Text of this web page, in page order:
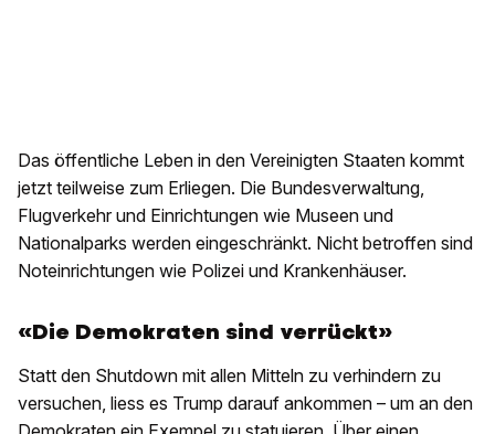
Das öffentliche Leben in den Vereinigten Staaten kommt
jetzt teilweise zum Erliegen. Die Bundesverwaltung,
Flugverkehr und Einrichtungen wie Museen und
Nationalparks werden eingeschränkt. Nicht betroffen sind
Noteinrichtungen wie Polizei und Krankenhäuser.
«Die Demokraten sind verrückt»
Statt den Shutdown mit allen Mitteln zu verhindern zu
versuchen, liess es Trump darauf ankommen – um an den